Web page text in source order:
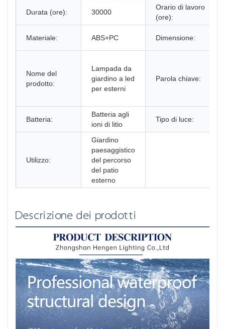
Durata (ore): 30000
Orario di lavoro
(ore):
Materiale: ABS+PC Dimensione:
Nome del
prodotto:
Lampada da
giardino a led
per esterni
Parola chiave:
Batteria:
Batteria agli
ioni di litio
Tipo di luce:
Utilizzo:
Giardino
paesaggistico
del percorso
del patio
esterno
Descrizione dei prodotti